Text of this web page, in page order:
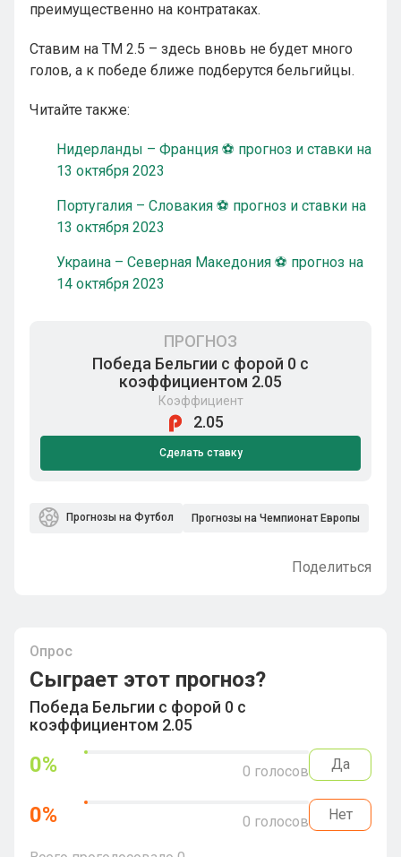
преимущественно на контратаках.
Ставим на ТМ 2.5 – здесь вновь не будет много
голов, а к победе ближе подберутся бельгийцы.
Читайте также:
Нидерланды – Франция ⚽ прогноз и ставки на
13 октября 2023
Португалия – Словакия ⚽ прогноз и ставки на
13 октября 2023
Украина – Северная Македония ⚽ прогноз на
14 октября 2023
ПРОГНОЗ
Победа Бельгии с форой 0 с
коэффициентом 2.05
Коэффициент
2.05
Сделать ставку
Прогнозы на Футбол Прогнозы на Чемпионат Европы
Поделиться
Опрос
Сыграет этот прогноз?
Победа Бельгии с форой 0 с
коэффициентом 2.05
0% 0 голосов Да
0% 0 голосов Нет